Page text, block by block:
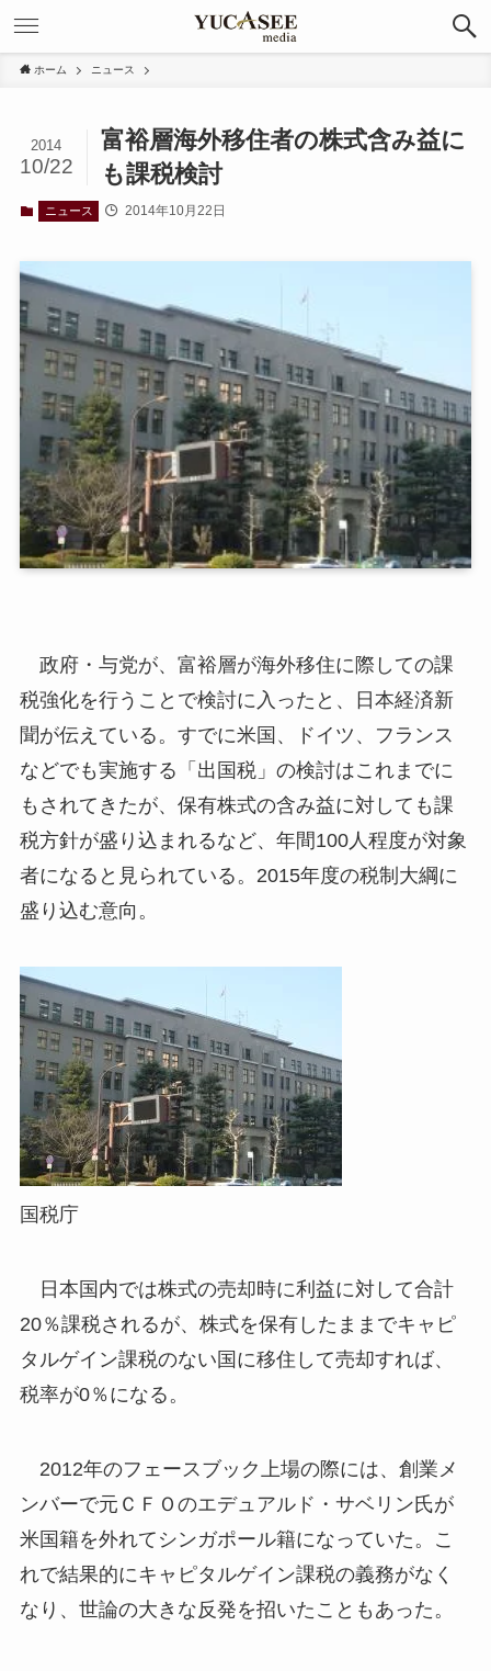
ホーム ニュース
富裕層海外移住者の株式含み益に
も課税検討
2014
10/22
ニュース 2014年10月22日
政府・与党が、富裕層が海外移住に際しての課
税強化を行うことで検討に入ったと、日本経済新
聞が伝えている。すでに米国、ドイツ、フランス
などでも実施する「出国税」の検討はこれまでに
もされてきたが、保有株式の含み益に対しても課
税方針が盛り込まれるなど、年間100人程度が対象
者になると見られている。2015年度の税制大綱に
盛り込む意向。
国税庁
日本国内では株式の売却時に利益に対して合計
20％課税されるが、株式を保有したままでキャピ
タルゲイン課税のない国に移住して売却すれば、
税率が0％になる。
2012年のフェースブック上場の際には、創業メ
ンバーで元ＣＦＯのエデュアルド・サベリン氏が
米国籍を外れてシンガポール籍になっていた。こ
れで結果的にキャピタルゲイン課税の義務がなく
なり、世論の大きな反発を招いたこともあった。